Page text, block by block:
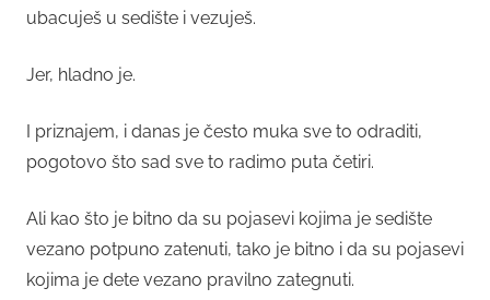
ubacuješ u sedište i vezuješ.
Jer, hladno je.
I priznajem, i danas je često muka sve to odraditi,
pogotovo što sad sve to radimo puta četiri.
Ali kao što je bitno da su pojasevi kojima je sedište
vezano potpuno zatenuti, tako je bitno i da su pojasevi
kojima je dete vezano pravilno zategnuti.